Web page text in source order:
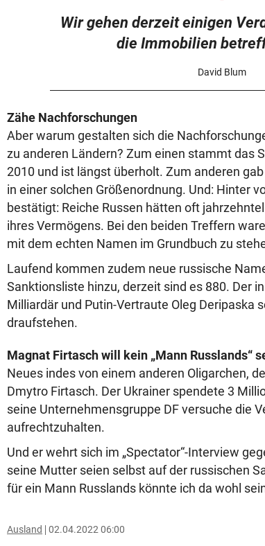
Wir gehen derzeit einigen
die Immobilien
David Blum
Zähe Nachforschungen
Aber warum gestalten sich die
zu anderen Ländern? Zum einen stammt das
2010 und ist längst überholt. Zum anderen
in einer solchen Größenordnung. Und: Hinter
bestätigt: Reiche Russen hätten oft
ihres Vermögens. Bei den beiden Treffern
mit dem echten Namen im Grundbuch zu
Laufend kommen zudem neue russische
Sanktionsliste hinzu, derzeit sind es 880. Der
Milliardär und Putin-Vertraute Oleg Deripaska
draufstehen.
Magnat Firtasch will kein „Mann Russlands“
Neues indes von einem anderen Oligarchen,
Dmytro Firtasch. Der Ukrainer spendete 3
seine Unternehmensgruppe DF versuche die
aufrechtzuhalten.
Und er wehrt sich im „Spectator“-Interview
seine Mutter seien selbst auf der russischen
für ein Mann Russlands könnte ich da wohl
Ausland 02.04.2022 06:00